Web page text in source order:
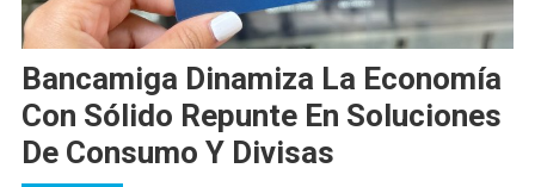
Bancamiga Dinamiza La Economía
Con Sólido Repunte En Soluciones
De Consumo Y Divisas